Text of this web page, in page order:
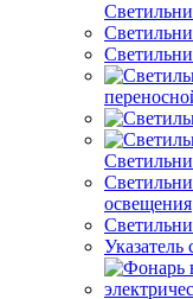
освещения
Указатель